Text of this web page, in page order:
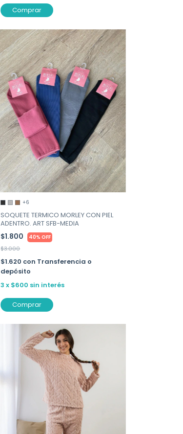
Comprar
+6
SOQUETE TERMICO MORLEY CON PIEL
ADENTRO. ART SFB-MEDIA
$1.800 40% OFF
$3.000
$1.620 con Transferencia o
depósito
3 x $600 sin interés
Comprar